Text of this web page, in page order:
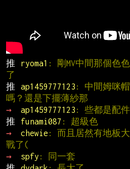
推 ryoma1 : 剛MV中間那個色
了
推
ap1459777123 : 中間姆咪
嗎？還是下擺薄紗那
→
ap1459777123 : 些都是配件
推
funami087 : 超級色
→
chewie : 而且居然有地板
戰了(
→
spfy : 同一套